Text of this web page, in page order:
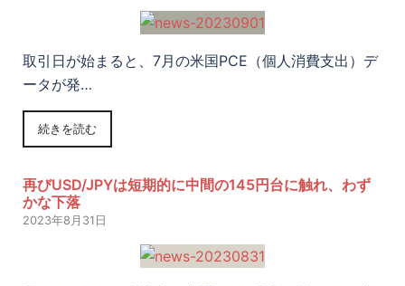
取引日が始まると、7月の米国PCE（個人消費支出）デ
ータが発…
続きを読む
再びUSD/JPYは短期的に中間の145円台に触れ、わず
かな下落
2023年8月31日